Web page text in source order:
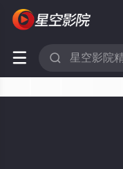
 